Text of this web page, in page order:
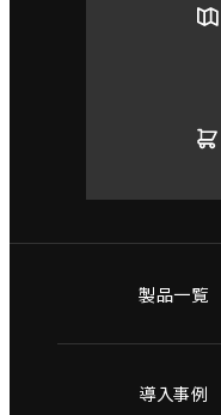
製品一覧
導入事例